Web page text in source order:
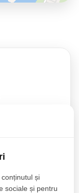
și
sociale și pentru